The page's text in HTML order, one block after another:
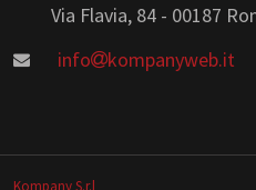
Via Flavia, 84 - 00187
info
kompanyweb.it
Kompany S.r.l